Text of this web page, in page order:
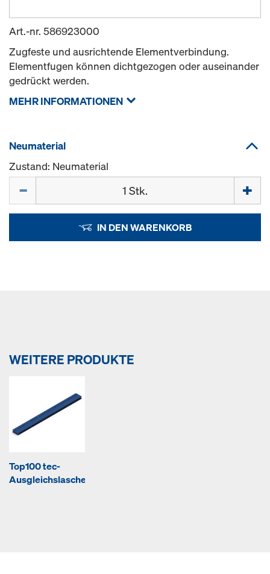
Art.-nr. 586923000
Zugfeste und ausrichtende Elementverbindung.
Elementfugen können dichtgezogen oder auseinander
gedrückt werden.
MEHR INFORMATIONEN
Neumaterial
Zustand: Neumaterial
IN DEN WARENKORB
WEITERE PRODUKTE
Top100 tec-
Ausgleichslasche